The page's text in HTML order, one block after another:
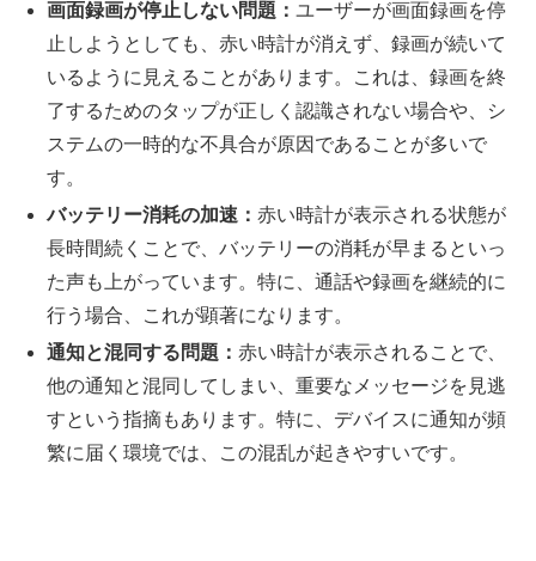
画面録画が停止しない問題：ユーザーが画面録画を停
止しようとしても、赤い時計が消えず、録画が続いて
いるように見えることがあります。これは、録画を終
了するためのタップが正しく認識されない場合や、シ
ステムの一時的な不具合が原因であることが多いで
す。
バッテリー消耗の加速：赤い時計が表示される状態が
長時間続くことで、バッテリーの消耗が早まるといっ
た声も上がっています。特に、通話や録画を継続的に
行う場合、これが顕著になります。
通知と混同する問題：赤い時計が表示されることで、
他の通知と混同してしまい、重要なメッセージを見逃
すという指摘もあります。特に、デバイスに通知が頻
繁に届く環境では、この混乱が起きやすいです。